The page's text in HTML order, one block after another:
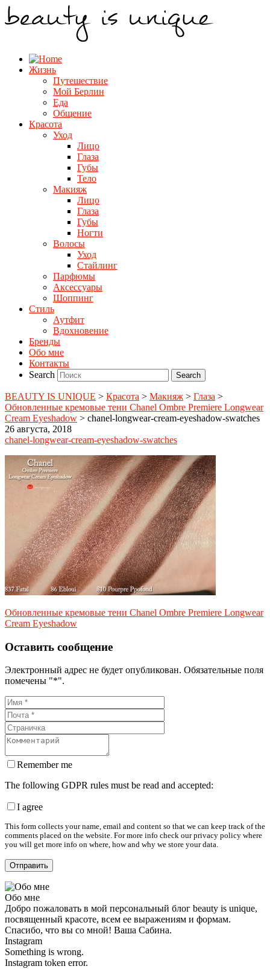
Жизнь
Путешествие
Мой Берлин
Еда
Общение
Красота
Уход
Лицо
Глаза
Губы
Тело
Макияж
Лицо
Глаза
Губы
Ногти
Волосы
Уход
Стайлинг
Парфюмы
Аксессуары
Шоппинг
Стиль
Аутфит
Вдохновение
Бренды
Обо мне
Контакты
Search
BEAUTY IS UNIQUE > Красота > Макияж > Глаза >
Обновленные кремовые тени Chanel Ombre Premiere Longwear
Cream Eyeshadow > chanel-longwear-cream-eyeshadow-swatches
26 августа, 2018
chanel-longwear-cream-eyeshadow-swatches
Обновленные кремовые тени Chanel Ombre Premiere Longwear
Cream Eyeshadow
Оставить сообщение
Электронный адрес не будет опубликован. Обязательные поля
помечены "*".
Remember me
The following GDPR rules must be read and accepted:
I agree
This form collects your name, email and content so that we can keep track of the
comments placed on the website. For more info check our privacy policy where
you will get more info on where, how and why we store your data.
Обо мне
Добро пожаловать в мой персональный блог beauty is unique,
посвященный красоте, всем ее выражениям и формам.
Спасибо, что вы со мной! Ваша Сабина.
Instagram
Something is wrong.
Instagram token error.